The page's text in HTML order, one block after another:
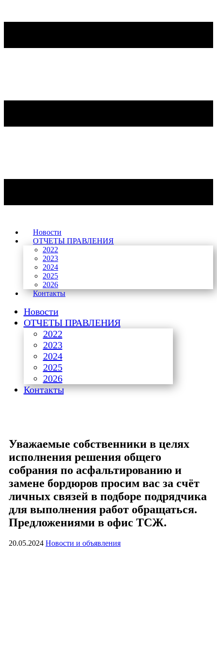
Новости
ОТЧЕТЫ ПРАВЛЕНИЯ
2022
2023
2024
2025
2026
Контакты
Новости
ОТЧЕТЫ ПРАВЛЕНИЯ
2022
2023
2024
2025
2026
Контакты
Уважаемые собственники в целях
исполнения решения общего
собрания по асфальтированию и
замене бордюров просим вас за счёт
личных связей в подборе подрядчика
для выполнения работ обращаться.
Предложениями в офис ТСЖ.
20.05.2024 Новости и объявления